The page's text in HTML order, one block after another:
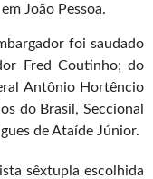
João Pessoa.
foi saudado
Fred Coutinho; do
Antônio Hortêncio
do Brasil, Seccional
de Ataíde Júnior.
sêxtupla escolhida